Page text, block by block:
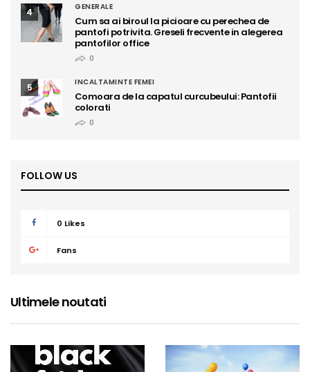
4 GENERALE
Cum sa ai biroul la picioare cu perechea de
pantofi potrivita. Greseli frecvente in alegerea
pantofilor office
0
5 INCALTAMINTE FEMEI
Comoara de la capatul curcubeului: Pantofii
colorati
0
FOLLOW US
0 Likes
Fans
Ultimele noutati